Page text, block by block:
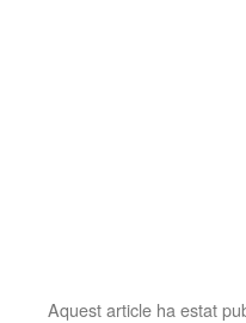
Aquest article ha estat